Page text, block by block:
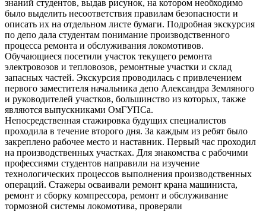
знаний студентов, выдав рисунок, на котором необходимо
было выделить несоответствия правилам безопасности и
описать их на отдельном листе бумаги. Подробная экскурсия
по депо дала студентам понимание производственного
процесса ремонта и обслуживания локомотивов.
Обучающиеся посетили участок текущего ремонта
электровозов и тепловозов, ремонтные участки и склад
запасных частей. Экскурсия проводилась с привлечением
первого заместителя начальника депо Александра Земляного
и руководителей участков, большинство из которых, также
являются выпускниками ОмГУПСа.
Непосредственная стажировка будущих специалистов
проходила в течение второго дня. За каждым из ребят было
закреплено рабочее место и наставник. Первый час проходил
на производственных участках. Для знакомства с рабочими
профессиями студентов направили на изучение
технологических процессов выполнения производственных
операций. Стажеры осваивали ремонт крана машиниста,
ремонт и сборку компрессора, ремонт и обслуживание
тормозной системы локомотива, проверяли